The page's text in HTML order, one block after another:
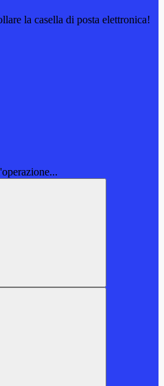
la casella di posta elettronica!